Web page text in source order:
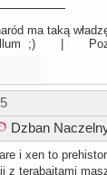
ma taką
;) |
Dzban
i xen to
z terabajtami